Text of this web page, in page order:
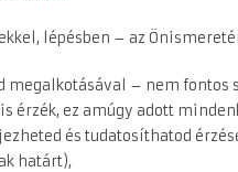
lépésben – az
megalkotásával – nem fontos
érzék, ez amúgy adott
és tudatosíthatod
határt),